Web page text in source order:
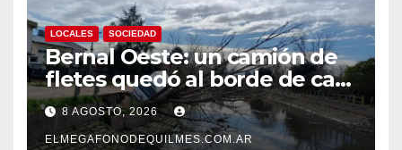
LOCALES SOCIEDAD
Bernal Oeste: un camión de
fletes quedó al borde de caer
al arroyo Las Piedras
8 AGOSTO, 2026
ELMEGAFONODEQUILMES.COM.AR